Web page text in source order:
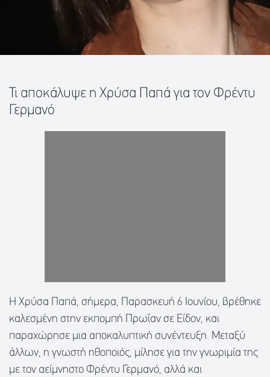
Τι αποκάλυψε η Χρύσα Παπά για τον Φρέντυ
Γερμανό
Η Χρύσα Παπά, σήμερα, Παρασκευή 6 Ιουνίου, βρέθηκε
καλεσμένη στην εκπομπή Πρωΐαν σε Είδον, και
παραχώρησε μια αποκαλυπτική συνέντευξη. Μεταξύ
άλλων, η γνωστή ηθοποιός, μίλησε για την γνωριμία της
με τον αείμνηστο Φρέντυ Γερμανό, αλλά και